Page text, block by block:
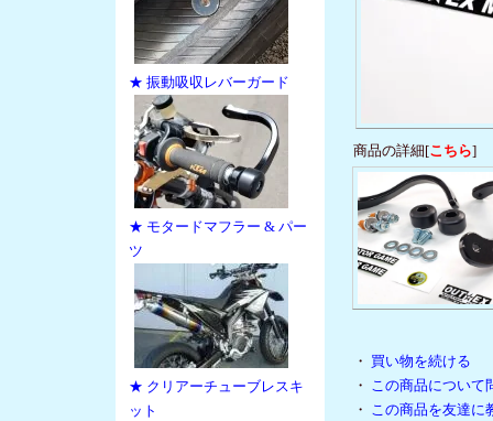
★ 振動吸収レバーガード
★ モタードマフラー & パー
ツ
★ クリアーチューブレスキ
ット
商品の詳細[こちら]
・ 買い物を続ける
・
この商品について
・
この商品を友達に